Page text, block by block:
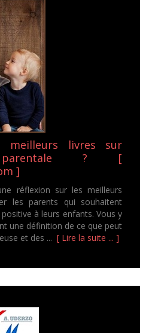
meilleurs livres sur
parentale ? [
]
réflexion sur les meilleurs
les parents qui souhaitent
à leurs enfants. Vous y
une définition de ce que peut
et des ... [ Lire la suite ... ]